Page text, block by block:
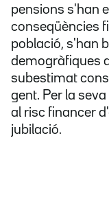
pensions s'han
conseqüències
població, s'han
demogràfiques
subestimat
gent. Per la
al risc financer
jubilació.